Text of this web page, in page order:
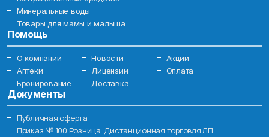
Минеральные воды
Товары для мамы и малыша
Помощь
О компании Новости
Акции
Аптеки
Лицензии
Оплата
Бронирование
Доставка
Документы
Публичная оферта
Приказ № 100 Розница. Дистанционная торговля ЛП